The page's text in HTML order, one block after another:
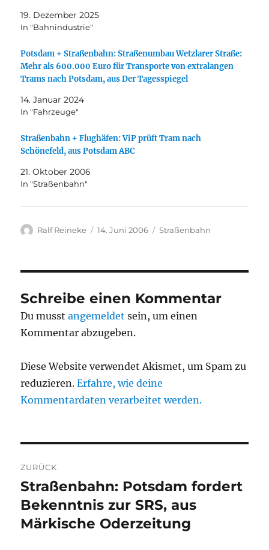
19. Dezember 2025
In "Bahnindustrie"
Potsdam + Straßenbahn: Straßenumbau Wetzlarer Straße:
Mehr als 600.000 Euro für Transporte von extralangen
Trams nach Potsdam, aus Der Tagesspiegel
14. Januar 2024
In "Fahrzeuge"
Straßenbahn + Flughäfen: ViP prüft Tram nach
Schönefeld, aus Potsdam ABC
21. Oktober 2006
In "Straßenbahn"
Autor
Ralf Reineke
Veröffentlicht
14. Juni 2006 Kategorien
Straßenbahn
Schreibe einen Kommentar
Du musstangemeldet sein, um einen
Kommentar abzugeben.
Diese Website verwendet Akismet, um Spam zu
reduzieren.Erfahre, wie deine
Kommentardaten verarbeitet werden.
ZURÜCK
Vorheriger
Beitrag:
Straßenbahn: Potsdam fordert
Bekenntnis zur SRS, aus
Märkische Oderzeitung